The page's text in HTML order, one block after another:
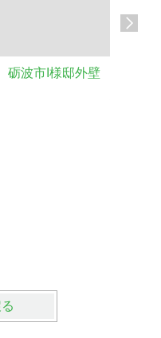
砺波市I様邸外壁